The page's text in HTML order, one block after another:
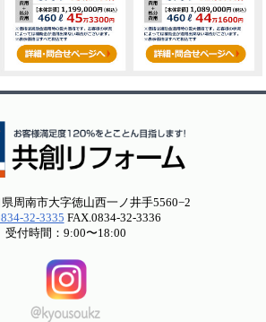
周南市大字徳山西一ノ井手5560−2
32-3335 FAX.0834-32-3336
受付時間：9:00〜18:00